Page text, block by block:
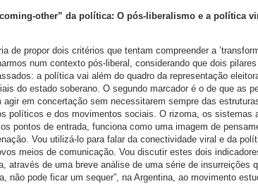
other” da política: O pós-liberalismo e a política
de propor dois critérios que tentam compreender a
num contexto pós-liberal, considerando que dois
a política vai além do quadro da representação
do estado soberano. O segundo marcador é o de que as
agir em concertação sem necessitarem sempre das
políticos e dos movimentos sociais. O rizoma, os sistemas
pontos de entrada, funciona como uma imagem de
Vou utilizá-lo para falar da conectividade viral e da
meios de comunicação. Vou discutir estes dois
através de uma breve análise de uma série de insurreições
não pode ficar um sequer”, na Argentina, ao movimento